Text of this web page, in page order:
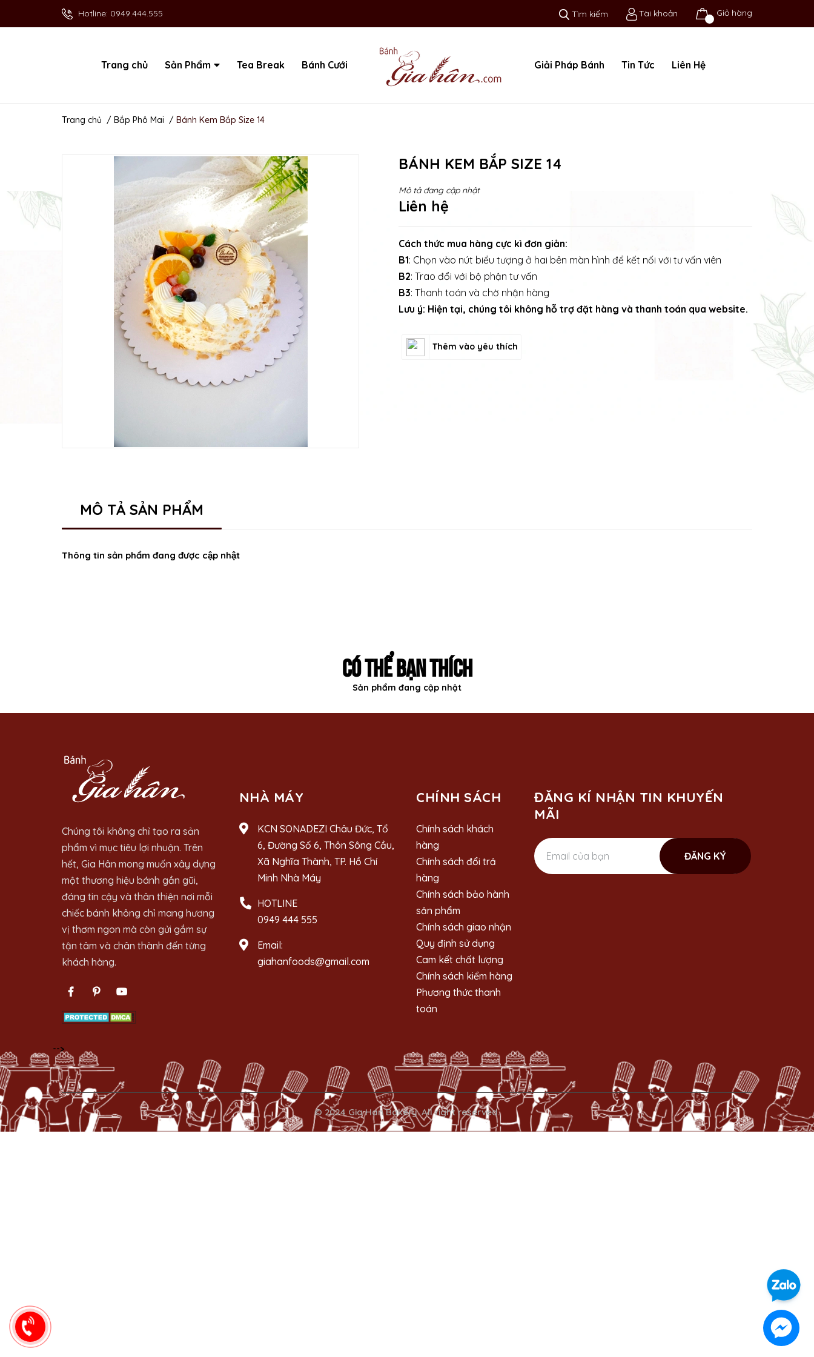
Hotline: 0949.444.555 Tìm kiếm Tài khoản Giỏ hàng
Trang chủ Sản Phẩm Tea Break Bánh Cưới Giải Pháp Bánh Tin Tức Liên Hệ
Trang chủ / Bắp Phô Mai / Bánh Kem Bắp Size 14
BÁNH KEM BẮP SIZE 14
Mô tả đang cập nhật
Liên hệ
Cách thức mua hàng cực kì đơn giản:
B1: Chọn vào nút biểu tượng ở hai bên màn hình để kết nối với tư vấn viên
B2: Trao đổi với bộ phận tư vấn
B3: Thanh toán và chờ nhận hàng
Lưu ý: Hiện tại, chúng tôi không hỗ trợ đặt hàng và thanh toán qua website.
Thêm vào yêu thích
MÔ TẢ SẢN PHẨM
Thông tin sản phẩm đang được cập nhật
CÓ THỂ BẠN THÍCH
Sản phẩm đang cập nhật
Chúng tôi không chỉ tạo ra sản
phẩm vì mục tiêu lợi nhuận. Trên
hết, Gia Hân mong muốn xây dựng
một thương hiệu bánh gần gũi,
đáng tin cậy và thân thiện nơi mỗi
chiếc bánh không chỉ mang hương
vị thơm ngon mà còn gửi gắm sự
tận tâm và chân thành đến từng
khách hàng.
NHÀ MÁY
KCN SONADEZI Châu Đức, Tổ
6, Đường Số 6, Thôn Sông Cầu,
Xã Nghĩa Thành, TP. Hồ Chí
Minh Nhà Máy
HOTLINE
0949 444 555
Email:
giahanfoods@gmail.com
CHÍNH SÁCH
Chính sách khách
hàng
Chính sách đổi trả
hàng
Chính sách bảo hành
sản phẩm
Chính sách giao nhận
Quy định sử dụng
Cam kết chất lượng
Chính sách kiểm hàng
Phương thức thanh
toán
ĐĂNG KÍ NHẬN TIN KHUYẾN
MÃI
ĐĂNG KÝ
-->
© 2024 Gia Han Bakery. All right reserved.
0949
444